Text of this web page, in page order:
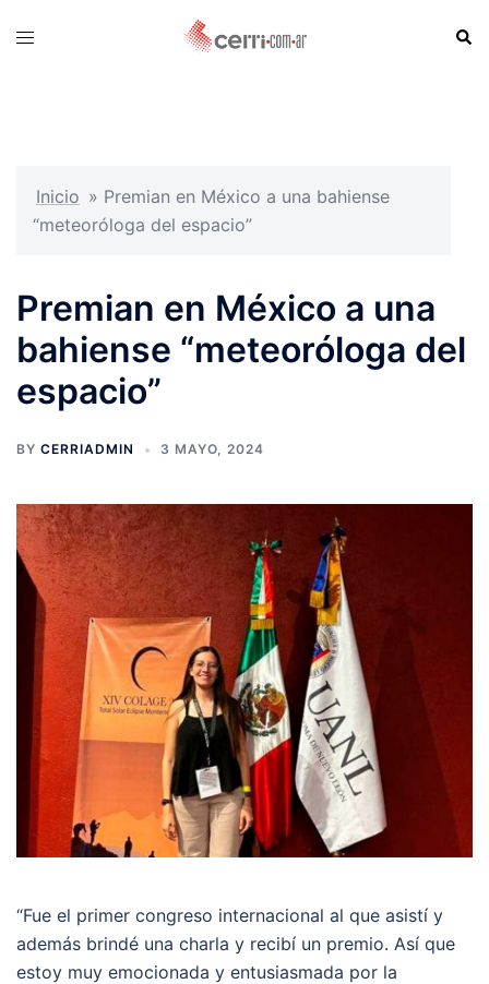
Toggle
Inicio » Premian en México a una bahiense
“meteoróloga del espacio”
Premian en México a una
bahiense “meteoróloga del
espacio”
BY CERRIADMIN 3 MAYO, 2024
“Fue el primer congreso internacional al que asistí y
además brindé una charla y recibí un premio. Así que
estoy muy emocionada y entusiasmada por la